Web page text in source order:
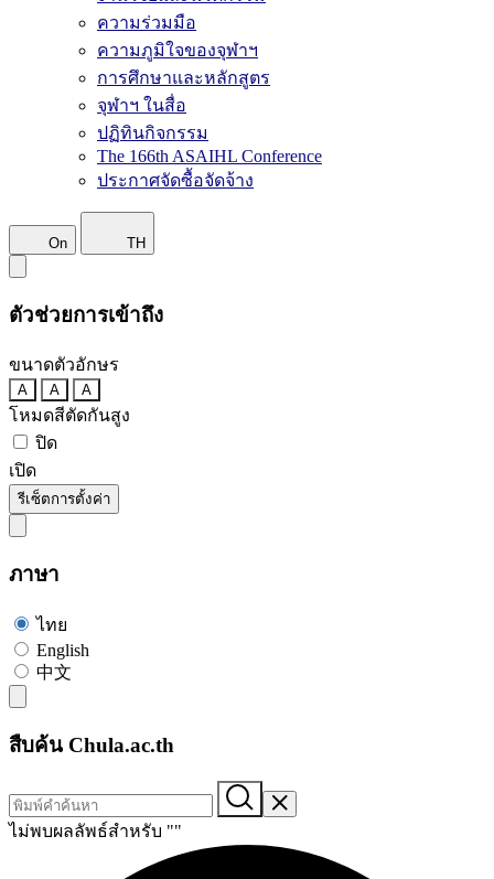
ความร่วมมือ
ความภูมิใจของจุฬาฯ
การศึกษาและหลักสูตร
จุฬาฯ ในสื่อ
ปฏิทินกิจกรรม
The 166th ASAIHL Conference
ประกาศจัดซื้อจัดจ้าง
On TH
ตัวช่วยการเข้าถึง
ขนาดตัวอักษร
A A A
โหมดสีตัดกันสูง
ปิด
เปิด
รีเซ็ตการตั้งค่า
ภาษา
ไทย
English
中文
สืบค้น Chula.ac.th
ไม่พบผลลัพธ์สำหรับ ""